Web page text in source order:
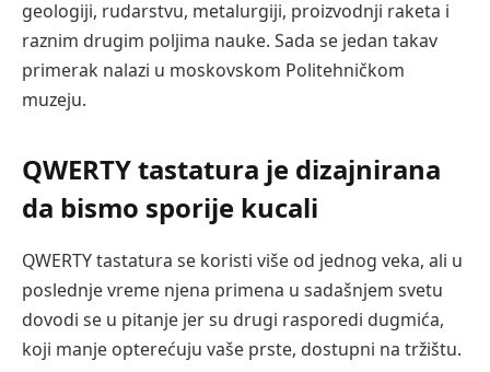
geologiji, rudarstvu, metalurgiji, proizvodnji raketa i
raznim drugim poljima nauke. Sada se jedan takav
primerak nalazi u moskovskom Politehničkom
muzeju.
QWERTY tastatura je dizajnirana
da bismo sporije kucali
QWERTY tastatura se koristi više od jednog veka, ali u
poslednje vreme njena primena u sadašnjem svetu
dovodi se u pitanje jer su drugi rasporedi dugmića,
koji manje opterećuju vaše prste, dostupni na tržištu.